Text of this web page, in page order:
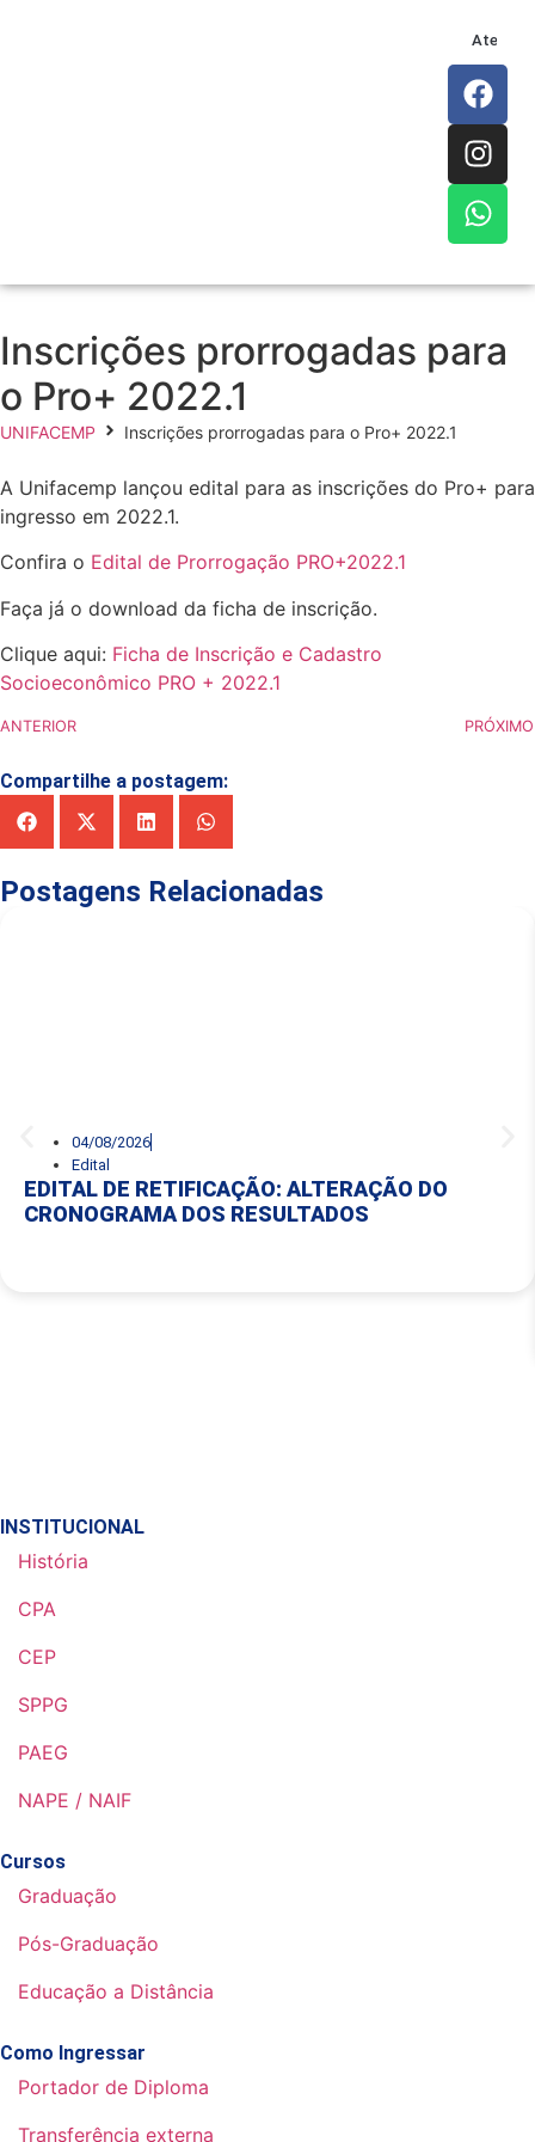
Inscrições prorrogadas para
o Pro+ 2022.1
UNIFACEMP Inscrições prorrogadas para o Pro+ 2022.1
A Unifacemp lançou edital para as inscrições do Pro+ para
ingresso em 2022.1.
Confira o Edital de Prorrogação PRO+2022.1
Faça já o download da ficha de inscrição.
Clique aqui: Ficha de Inscrição e Cadastro
Socioeconômico PRO + 2022.1
ANTERIOR PRÓXIMO
Compartilhe a postagem:
Postagens Relacionadas
04/08/2026
Edital
EDITAL DE RETIFICAÇÃO: ALTERAÇÃO DO
CRONOGRAMA DOS RESULTADOS
INSTITUCIONAL
História
CPA
CEP
SPPG
PAEG
NAPE / NAIF
Cursos
Graduação
Pós-Graduação
Educação a Distância
Como Ingressar
Portador de Diploma
Transferência externa